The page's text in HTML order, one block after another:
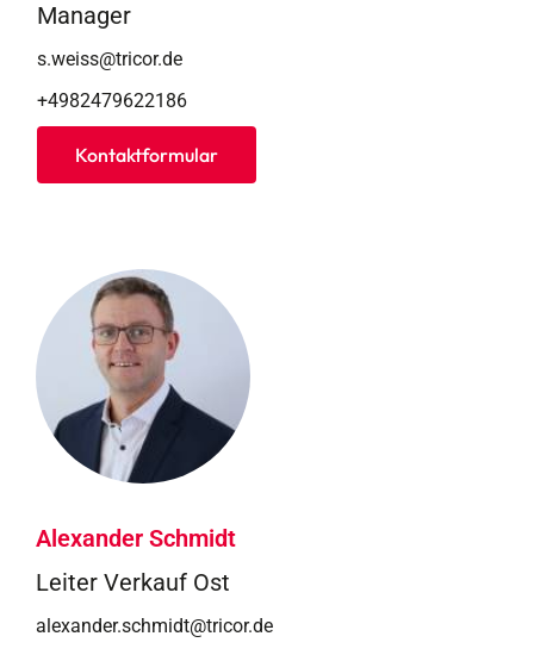
Manager
s.weiss@tricor.de
+4982479622186
Kontaktformular
Alexander Schmidt
Leiter Verkauf Ost
alexander.schmidt@tricor.de